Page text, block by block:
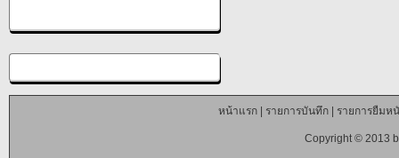
หน้าแรก| รายการบันทึก| รายการยืมห
Copyright © 2013